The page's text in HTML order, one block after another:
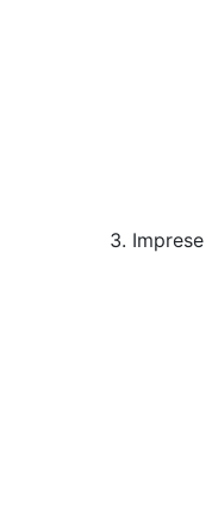
Imprese